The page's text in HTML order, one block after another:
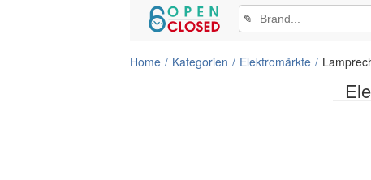
✎
Home Kategorien Elektromärkte